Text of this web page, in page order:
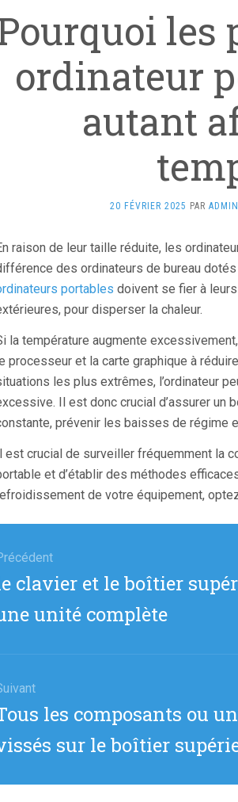
les
ordinateur
autant
20 FÉVRIER 2025 PAR
raison de leur taille réduite, les
des ordinateurs de bureau
portables doivent se fier à
pour disperser la chaleur.
la température augmente
processeur et la carte graphique à
les plus extrêmes, l’ordinateur
Il est donc crucial d’assurer un
prévenir les baisses de régime
est crucial de surveiller fréquemment la
et d’établir des méthodes
de votre équipement,
clavier et le boîtier
unité complète
les composants ou
sur le boîtier